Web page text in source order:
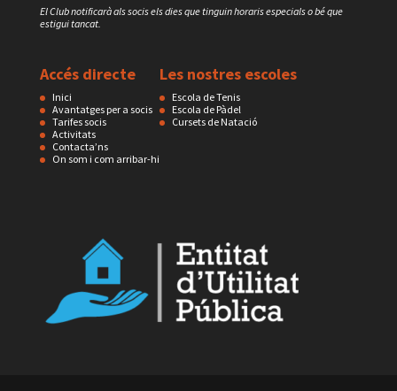
El Club notificarà als socis els dies que tinguin horaris especials o bé que
estigui tancat.
Accés directe
Inici
Avantatges per a socis
Tarifes socis
Activitats
Contacta’ns
On som i com arribar-hi
Les nostres escoles
Escola de Tenis
Escola de Pàdel
Cursets de Natació